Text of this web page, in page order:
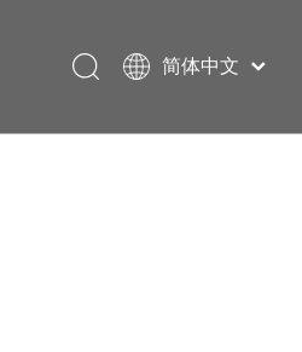
简体中文